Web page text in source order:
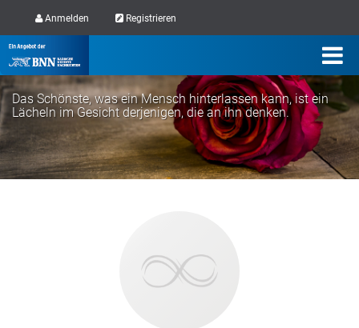
Anmelden Registrieren
Das Schönste, was ein Mensch hinterlassen kann, ist ein
Lächeln im Gesicht derjenigen, die an ihn denken.